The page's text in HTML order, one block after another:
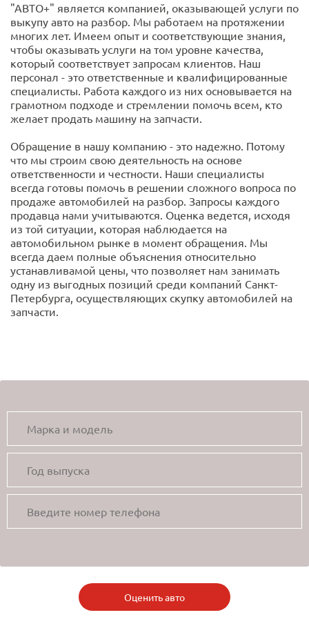
"АВТО+" является компанией, оказывающей услуги по
выкупу авто на разбор. Мы работаем на протяжении
многих лет. Имеем опыт и соответствующие знания,
чтобы оказывать услуги на том уровне качества,
который соответствует запросам клиентов. Наш
персонал - это ответственные и квалифицированные
специалисты. Работа каждого из них основывается на
грамотном подходе и стремлении помочь всем, кто
желает продать машину на запчасти.
Обращение в нашу компанию - это надежно. Потому
что мы строим свою деятельность на основе
ответственности и честности. Наши специалисты
всегда готовы помочь в решении сложного вопроса по
продаже автомобилей на разбор. Запросы каждого
продавца нами учитываются. Оценка ведется, исходя
из той ситуации, которая наблюдается на
автомобильном рынке в момент обращения. Мы
всегда даем полные объяснения относительно
устанавливамой цены, что позволяет нам занимать
одну из выгодных позиций среди компаний Санкт-
Петербурга, осуществляющих скупку автомобилей на
запчасти.
Оценить авто